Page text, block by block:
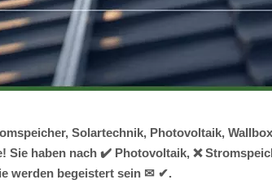
Solartechnik, Photovoltaik,
haben nach ✔️ Photovoltaik, ❌
werden begeistert sein ✉ ✔.